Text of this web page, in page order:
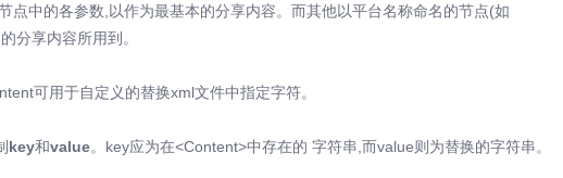
点中的各参数,以作为最基本的分享内容。而其他以平台名称命名的节点(如
分享内容所用到。
可用于自定义的替换xml文件中指定字符。
key和value。key应为在<Content>中存在的 字符串,而value则为替换的字符串。